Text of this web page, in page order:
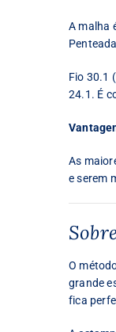
A malha
Fio 30.1
24.1. É
As
e serem
O
grande
fica